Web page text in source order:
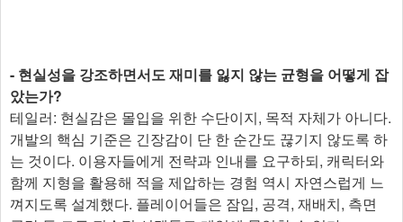
- 현실성을 강조하면서도 재미를 잃지 않는 균형을 어떻게 잡
았는가?
테일러: 현실감은 몰입을 위한 수단이지, 목적 자체가 아니다.
개발의 핵심 기준은 긴장감이 단 한 순간도 끊기지 않도록 하
는 것이다. 이용자들에게 전략과 인내를 요구하되, 캐릭터와
함께 지형을 활용해 적을 제압하는 경험 역시 자연스럽게 느
껴지도록 설계했다. 플레이어들은 잠입, 공격, 재배치, 측면